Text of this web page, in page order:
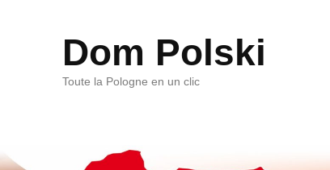
Dom Polski
Toute la Pologne en un clic